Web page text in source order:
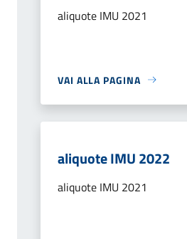
aliquote IMU 2021
VAI ALLA PAGINA
aliquote IMU 2022
aliquote IMU 2021